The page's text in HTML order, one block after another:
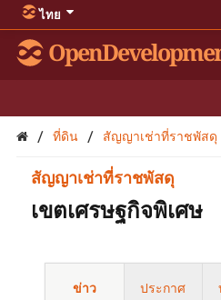
ไทย
/ ที่ดิน / สัญญาเช่าที่ราชพัสดุ
สัญญาเช่าที่ราชพัสดุ
เขตเศรษฐกิจพิเศษ
ข่าว ประกาศ